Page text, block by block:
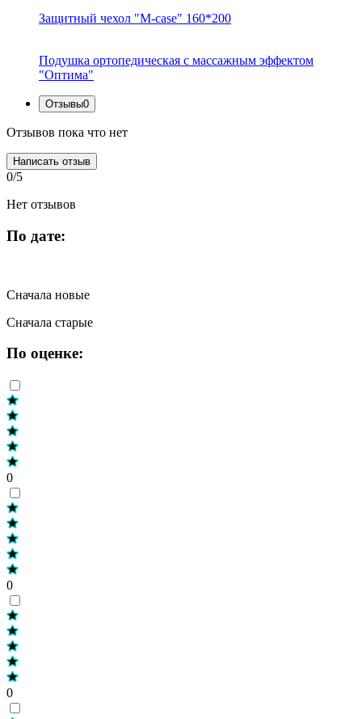
Защитный чехол "M-case" 160*200
Подушка ортопедическая с массажным эффектом
"Оптима"
Отзывы0
Отзывов пока что нет
Написать отзыв
0/5
Нет отзывов
По дате:
Сначала новые
Сначала старые
По оценке:
0
0
0